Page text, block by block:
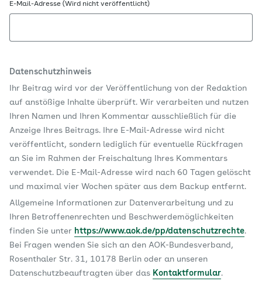
E-Mail-Adresse (Wird nicht veröffentlicht)
Datenschutzhinweis
Ihr Beitrag wird vor der Veröffentlichung von der Redaktion
auf anstößige Inhalte überprüft. Wir verarbeiten und nutzen
Ihren Namen und Ihren Kommentar ausschließlich für die
Anzeige Ihres Beitrags. Ihre E-Mail-Adresse wird nicht
veröffentlicht, sondern lediglich für eventuelle Rückfragen
an Sie im Rahmen der Freischaltung Ihres Kommentars
verwendet. Die E-Mail-Adresse wird nach 60 Tagen gelöscht
und maximal vier Wochen später aus dem Backup entfernt.
Allgemeine Informationen zur Datenverarbeitung und zu
Ihren Betroffenenrechten und Beschwerdemöglichkeiten
finden Sie unter https://www.aok.de/pp/datenschutzrechte.
Bei Fragen wenden Sie sich an den AOK-Bundesverband,
Rosenthaler Str. 31, 10178 Berlin oder an unseren
Datenschutzbeauftragten über das Kontaktformular.